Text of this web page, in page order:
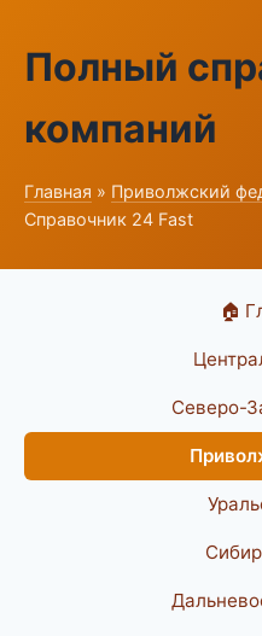
Полный
компаний
Главная » Приволжский
Справочник 24 Fast
🏠
Северо-